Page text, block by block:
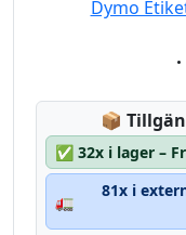
Dymo
📦
✅ 32x i lager –
🚛
81x i